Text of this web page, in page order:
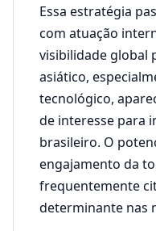
Essa estratégia
com atuação
visibilidade global
asiático,
tecnológico,
de interesse para
brasileiro. O
engajamento da
frequentemente
determinante nas